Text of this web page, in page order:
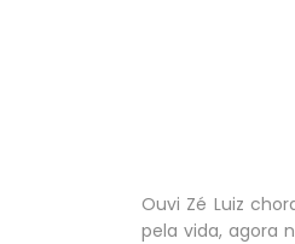
Ouvi Zé Luiz
pela vida, agora